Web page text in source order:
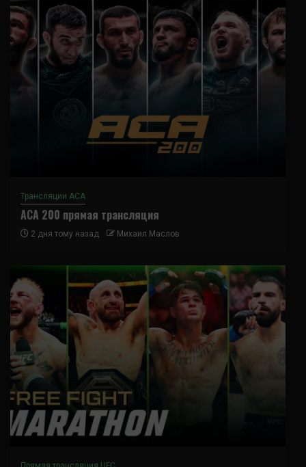
Трансляции ACA
ACA 200 прямая трансляция
2 дня тому назад Михаил Маслов